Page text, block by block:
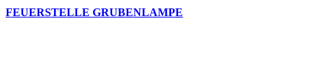
FEUERSTELLE GRUBENLAMPE